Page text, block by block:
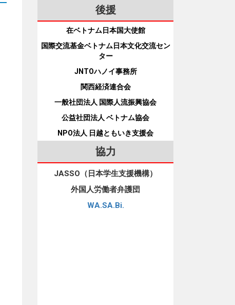
後援
在ベトナム日本国大使館
国際交流基金ベトナム日本文化交流セン
ター
JNTOハノイ事務所
関西経済連合会
一般社団法人 国際人流振興協会
公益社団法人 ベトナム協会
NPO法人 日越ともいき支援会
協力
JASSO（日本学生支援機構）
外国人労働者弁護団
WA.SA.Bi.